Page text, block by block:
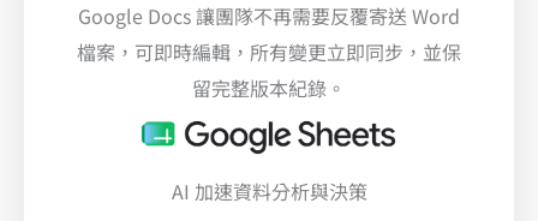
Google Docs 讓團隊不再需要反覆寄送 Word
檔案，可即時編輯，所有變更立即同步，並保
留完整版本紀錄。
AI 加速資料分析與決策